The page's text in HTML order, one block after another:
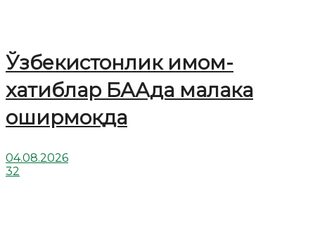
Ўзбекистонлик имом-
хатиблар БААда малака
оширмоқда
04.08.2026
32